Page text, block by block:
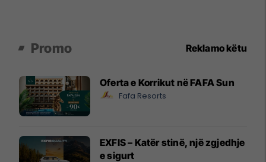
Promo Reklamo këtu
Oferta e Korrikut në FAFA Sun
Fafa Resorts
EXFIS – Katër stinë, një zgjedhje
e sigurt